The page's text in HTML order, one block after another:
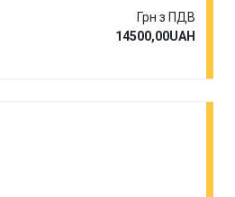
Грн з ПДВ
14500,00UAH